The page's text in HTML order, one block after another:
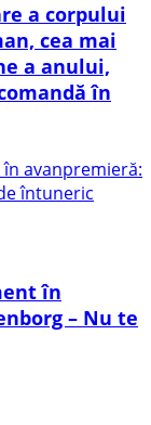
a corpului
cea mai
a anului,
în
în
– Nu te